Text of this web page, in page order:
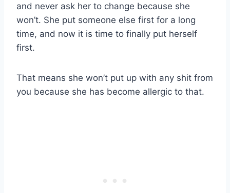
and never ask her to change because she
won’t. She put someone else first for a long
time, and now it is time to finally put herself
first.
That means she won’t put up with any shit from
you because she has become allergic to that.